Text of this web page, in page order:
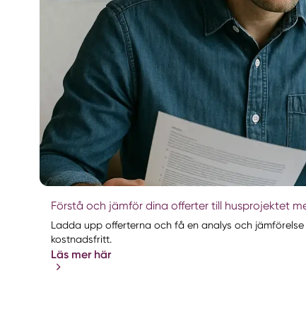
Förstå och jämför dina offerter till husprojektet
Ladda upp offerterna och få en analys och
kostnadsfritt.
Läs mer här